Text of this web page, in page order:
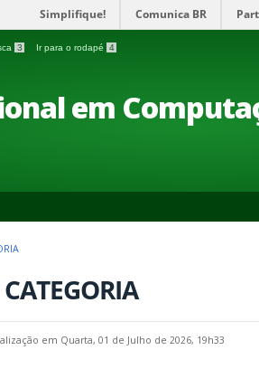
Simplifique! Comunica BR
3 Ir para o rodapé 4
em
em Quarta, 01 de Julho de 2026, 19h33